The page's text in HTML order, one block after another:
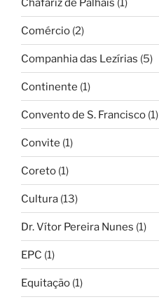
Chafariz de Palhais (1)
Comércio (2)
Companhia das Lezírias (5)
Continente (1)
Convento de S. Francisco (1)
Convite (1)
Coreto (1)
Cultura (13)
Dr. Vítor Pereira Nunes (1)
EPC (1)
Equitação (1)